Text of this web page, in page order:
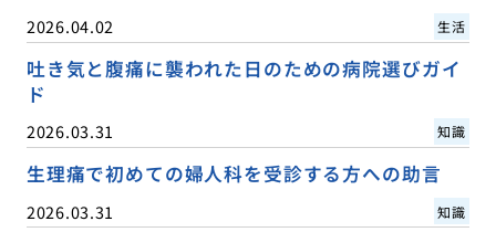
2026.04.02 生活
吐き気と腹痛に襲われた日のための病院選びガイ
ド
2026.03.31 知識
生理痛で初めての婦人科を受診する方への助言
2026.03.31 知識